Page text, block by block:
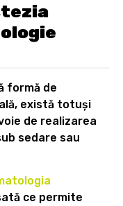
formă de
există totuși
de realizarea
sedare sau
ce permite